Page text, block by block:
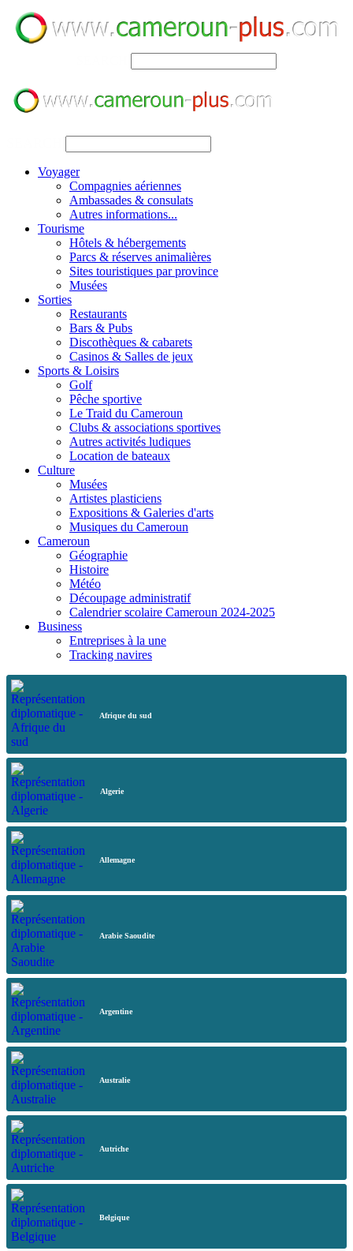
Voyager
Compagnies aériennes
Ambassades & consulats
Autres informations...
Tourisme
Hôtels & hébergements
Parcs & réserves animalières
Sites touristiques par province
Musées
Sorties
Restaurants
Bars & Pubs
Discothèques & cabarets
Casinos & Salles de jeux
Sports & Loisirs
Golf
Pêche sportive
Le Traid du Cameroun
Clubs & associations sportives
Autres activités ludiques
Location de bateaux
Culture
Musées
Artistes plasticiens
Expositions & Galeries d'arts
Musiques du Cameroun
Cameroun
Géographie
Histoire
Météo
Découpage administratif
Calendrier scolaire Cameroun 2024-2025
Business
Entreprises à la une
Tracking navires
Afrique du sud
Algerie
Allemagne
Arabie Saoudite
Argentine
Australie
Autriche
Belgique